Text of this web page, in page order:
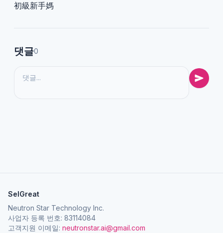
初級新手媽
댓글0
SelGreat
Neutron Star Technology Inc.
사업자 등록 번호: 83114084
고객지원 이메일: neutronstar.ai@gmail.com